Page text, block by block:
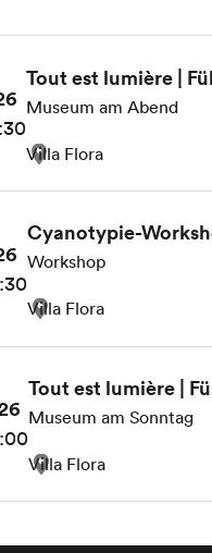
Tout est lumière |
Museum am Abend
Villa Flora
Cyanotypie-
Workshop
Villa Flora
Tout est lumière |
Museum am Sonntag
Villa Flora